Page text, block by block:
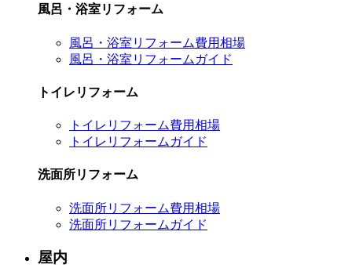
風呂・浴室リフォーム
風呂・浴室リフォーム費用相場
風呂・浴室リフォームガイド
トイレリフォーム
トイレリフォーム費用相場
トイレリフォームガイド
洗面所リフォーム
洗面所リフォーム費用相場
洗面所リフォームガイド
屋内